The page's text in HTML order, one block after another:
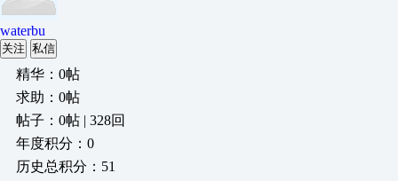
waterbu
关注 私信
精华：0帖
求助：0帖
帖子：0帖 | 328回
年度积分：0
历史总积分：51